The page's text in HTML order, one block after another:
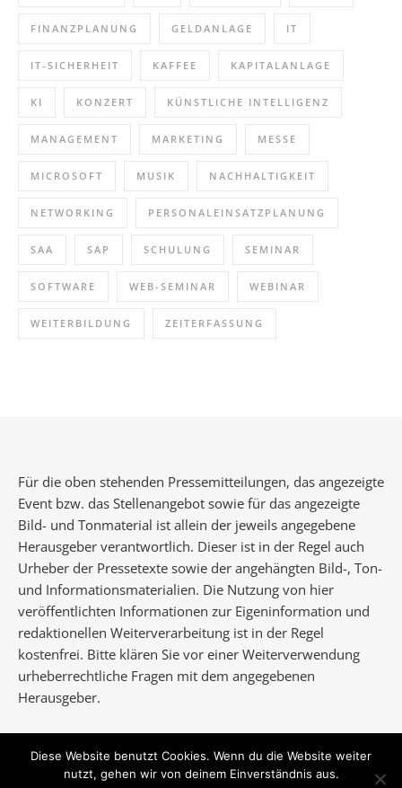
FINANZPLANUNG GELDANLAGE IT
IT-SICHERHEIT KAFFEE KAPITALANLAGE
KI KONZERT KÜNSTLICHE INTELLIGENZ
MANAGEMENT MARKETING MESSE
MICROSOFT MUSIK NACHHALTIGKEIT
NETWORKING PERSONALEINSATZPLANUNG
SAA SAP SCHULUNG SEMINAR
SOFTWARE WEB-SEMINAR WEBINAR
WEITERBILDUNG ZEITERFASSUNG
Für die oben stehenden Pressemitteilungen, das angezeigte
Event bzw. das Stellenangebot sowie für das angezeigte
Bild- und Tonmaterial ist allein der jeweils angegebene
Herausgeber verantwortlich. Dieser ist in der Regel auch
Urheber der Pressetexte sowie der angehängten Bild-, Ton-
und Informationsmaterialien. Die Nutzung von hier
veröffentlichten Informationen zur Eigeninformation und
redaktionellen Weiterverarbeitung ist in der Regel
kostenfrei. Bitte klären Sie vor einer Weiterverwendung
urheberrechtliche Fragen mit dem angegebenen
Herausgeber.
Diese Website benutzt Cookies. Wenn du die Website weiter
nutzt, gehen wir von deinem Einverständnis aus.